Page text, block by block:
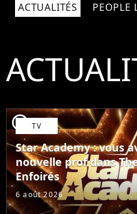
ACTUALITÉS PEOPLE
player2 TV
Star Academy : vous
nouvelle prof dans
Enfoirés
6 août 2026